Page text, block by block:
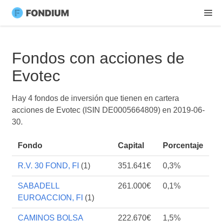
Fondos con acciones de
Evotec
Hay 4 fondos de inversión que tienen en cartera
acciones de Evotec (ISIN DE0005664809) en 2019-06-
30.
Fondo Capital Porcentaje
R.V. 30 FOND, FI (1) 351.641€ 0,3%
SABADELL
EUROACCION, FI (1)
261.000€ 0,1%
CAMINOS BOLSA
222.670€ 1,5%